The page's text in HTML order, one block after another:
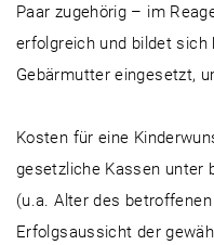
Paar zugehörig – im
erfolgreich und bildet sich
Gebärmutter eingesetzt,
Kosten für eine
gesetzliche Kassen unter
(u.a. Alter des
Erfolgsaussicht der